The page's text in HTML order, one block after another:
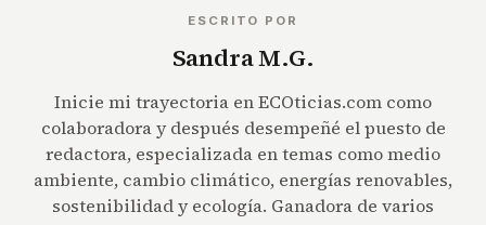
ESCRITO POR
Sandra M.G.
Inicie mi trayectoria en ECOticias.com como
colaboradora y después desempeñé el puesto de
redactora, especializada en temas como medio
ambiente, cambio climático, energías renovables,
sostenibilidad y ecología. Ganadora de varios